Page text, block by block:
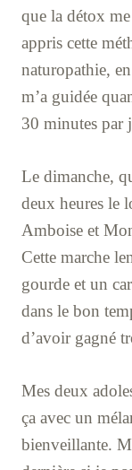
que la détox
appris cette
naturopathie,
m’a guidée
30 minutes par
Le dimanche,
deux heures le
Amboise et
Cette marche
gourde et un
dans le bon
d’avoir gagné
Mes deux
ça avec un
bienveillante.